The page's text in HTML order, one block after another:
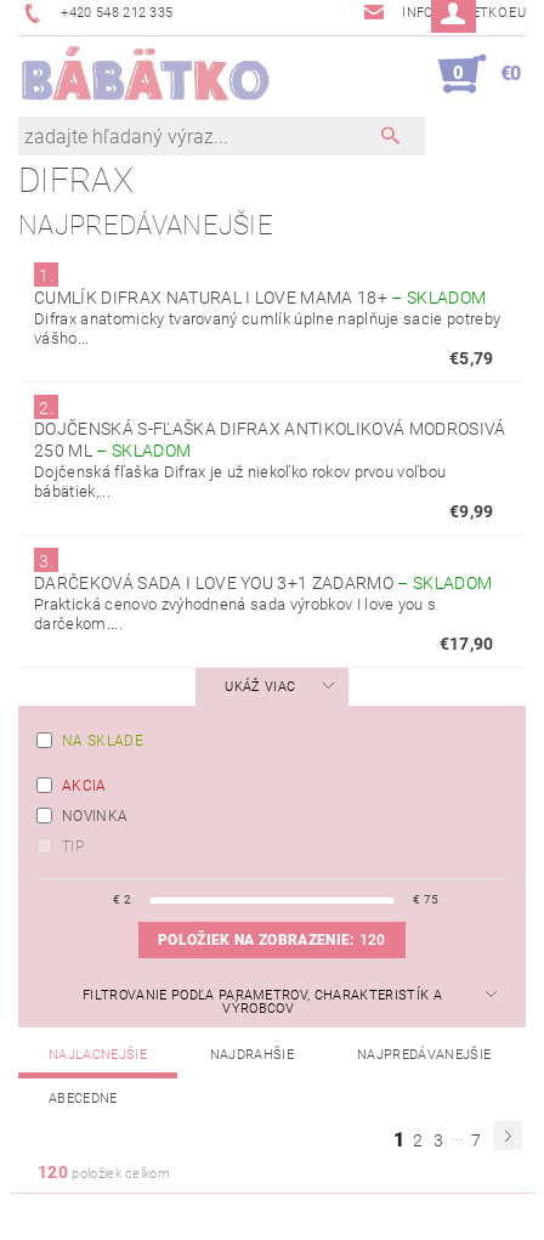
+420 548 212 335 INFO@BABETKO.EU
0 €0
DIFRAX
NAJPREDÁVANEJŠIE
1.
CUMLÍK DIFRAX NATURAL I LOVE MAMA 18+ – SKLADOM
Difrax anatomicky tvarovaný cumlík úplne naplňuje sacie potreby
vášho...
€5,79
2.
DOJČENSKÁ S-FĽAŠKA DIFRAX ANTIKOLIKOVÁ MODROSIVÁ
250 ML –SKLADOM
Dojčenská fľaška Difrax je už niekoľko rokov prvou voľbou
bábätiek,...
€9,99
3.
DARČEKOVÁ SADA I LOVE YOU 3+1 ZADARMO – SKLADOM
Praktická cenovo zvýhodnená sada výrobkov I love you s
darčekom....
€17,90
UKÁŽ VIAC
NA SKLADE
AKCIA
NOVINKA
TIP
€ 2 € 75
POLOŽIEK NA ZOBRAZENIE: 120
FILTROVANIE PODĽA PARAMETROV, CHARAKTERISTÍK A
VÝROBCOV
NAJLACNEJŠIE NAJDRAHŠIE NAJPREDÁVANEJŠIE
ABECEDNE
1 2 3 ... 7
120položiek celkom